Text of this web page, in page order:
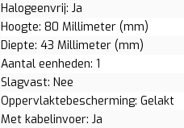
Halogeenvrij: Ja
Hoogte: 80 Millimeter (mm)
Diepte: 43 Millimeter (mm)
Aantal eenheden: 1
Slagvast: Nee
Oppervlaktebescherming: Gelakt
Met kabelinvoer: Ja